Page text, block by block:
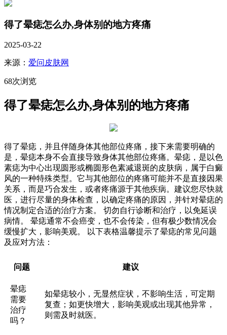
得了晕痣怎么办,身体别的地方疼痛
2025-03-22
来源： 爱问皮肤网
68次浏览
得了晕痣怎么办,身体别的地方疼痛
得了晕痣，并且伴随身体其他部位疼痛，接下来需要明确的
是，晕痣本身不会直接导致身体其他部位疼痛。晕痣，是以色
素痣为中心出现圆形或椭圆形色素减退斑的皮肤病，属于白癜
风的一种特殊类型。它与其他部位的疼痛可能并不是直接因果
关系，而是巧合发生，或者疼痛源于其他疾病。建议您尽快就
医，进行尽量的身体检查，以确定疼痛的原因，并针对晕痣的
情况制定合适的治疗方案。 切勿自行诊断和治疗，以免延误
病情。 晕痣通常不会癌变，也不会传染，但有极少数情况会
缓慢扩大，影响美观。 以下表格温馨提示了晕痣的常见问题
及应对方法：
问题 建议
晕痣
需要
治疗
吗？
如晕痣较小，无显然症状，不影响生活，可定期
复查；如更快增大，影响美观或出现其他异常，
则需及时就医。